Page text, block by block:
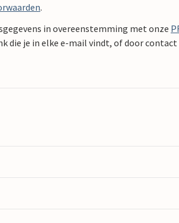
.
in overeenstemming met onze
die je in elke e-mail vindt, of door